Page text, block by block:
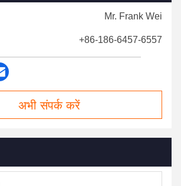
Mr. Frank Wei
+86-186-6457-6557
अभी संपर्क करें